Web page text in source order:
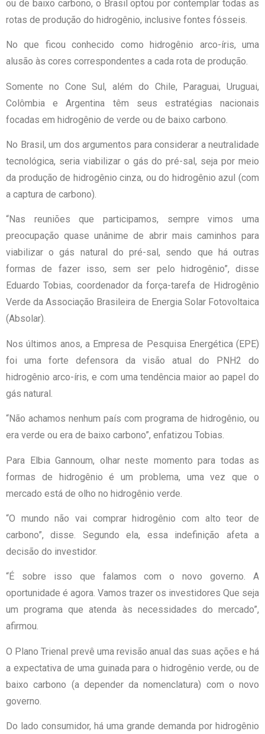
ou de baixo carbono, o Brasil optou por contemplar todas as
rotas de produção do hidrogênio, inclusive fontes fósseis.
No que ficou conhecido como hidrogênio arco-íris, uma
alusão às cores correspondentes a cada rota de produção.
Somente no Cone Sul, além do Chile, Paraguai, Uruguai,
Colômbia e Argentina têm seus estratégias nacionais
focadas em hidrogênio de verde ou de baixo carbono.
No Brasil, um dos argumentos para considerar a neutralidade
tecnológica, seria viabilizar o gás do pré-sal, seja por meio
da produção de hidrogênio cinza, ou do hidrogênio azul (com
a captura de carbono).
“Nas reuniões que participamos, sempre vimos uma
preocupação quase unânime de abrir mais caminhos para
viabilizar o gás natural do pré-sal, sendo que há outras
formas de fazer isso, sem ser pelo hidrogênio”, disse
Eduardo Tobias, coordenador da força-tarefa de Hidrogênio
Verde da Associação Brasileira de Energia Solar Fotovoltaica
(Absolar).
Nos últimos anos, a Empresa de Pesquisa Energética (EPE)
foi uma forte defensora da visão atual do PNH2 do
hidrogênio arco-íris, e com uma tendência maior ao papel do
gás natural.
“Não achamos nenhum país com programa de hidrogênio, ou
era verde ou era de baixo carbono”, enfatizou Tobias.
Para Elbia Gannoum, olhar neste momento para todas as
formas de hidrogênio é um problema, uma vez que o
mercado está de olho no hidrogênio verde.
“O mundo não vai comprar hidrogênio com alto teor de
carbono”, disse. Segundo ela, essa indefinição afeta a
decisão do investidor.
“É sobre isso que falamos com o novo governo. A
oportunidade é agora. Vamos trazer os investidores Que seja
um programa que atenda às necessidades do mercado”,
afirmou.
O Plano Trienal prevê uma revisão anual das suas ações e há
a expectativa de uma guinada para o hidrogênio verde, ou de
baixo carbono (a depender da nomenclatura) com o novo
governo.
Do lado consumidor, há uma grande demanda por hidrogênio